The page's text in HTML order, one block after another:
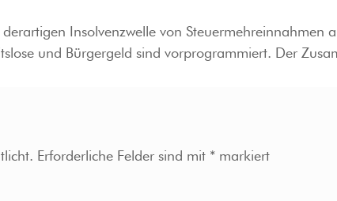
Insolvenzwelle von Steuermehreinnahmen
und Bürgergeld sind vorprogrammiert. Der
Erforderliche Felder sind mit * markiert